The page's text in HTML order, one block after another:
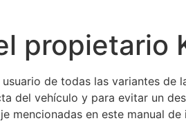
propietario
de todas las variantes de
del vehículo y para evitar un
mencionadas en este manual